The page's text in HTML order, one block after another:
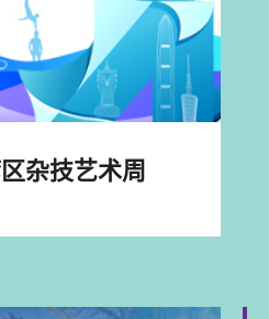
杂技艺术周